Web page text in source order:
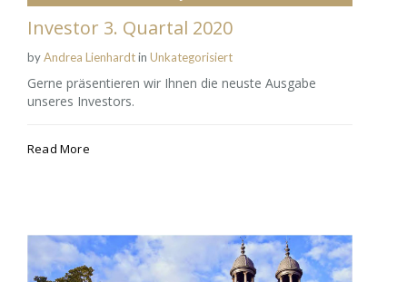
Investor 3. Quartal 2020
byAndrea Lienhardtin Unkategorisiert
Gerne präsentieren wir Ihnen die neuste Ausgabe
unseres Investors.
Read More